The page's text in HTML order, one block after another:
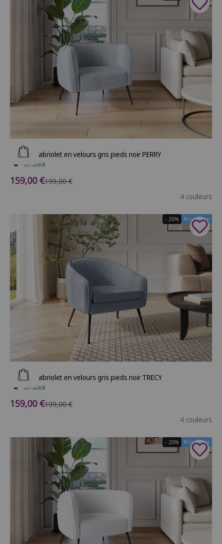
Ajouter au panier
Fauteuil cabriolet en velours gris pieds noir PERRY
En stock
Prix de vente
159,00 €Prix normal
199,00 €
4 couleurs
Prix Doux
- 20%
Ajouter au panier
Fauteuil cabriolet en velours gris pieds noir TRECY
En stock
Prix de vente
159,00 €Prix normal
199,00 €
4 couleurs
Prix Doux
- 20%